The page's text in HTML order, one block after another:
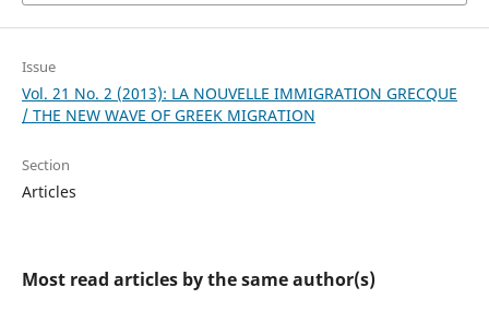
Issue
Vol. 21 No. 2 (2013): LA NOUVELLE IMMIGRATION GRECQUE
/ THE NEW WAVE OF GREEK MIGRATION
Section
Articles
Most read articles by the same author(s)